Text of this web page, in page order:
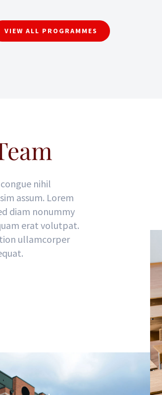
VIEW ALL PROGRAMMES
nihil
assum. Lorem
diam nonummy
erat volutpat.
ullamcorper